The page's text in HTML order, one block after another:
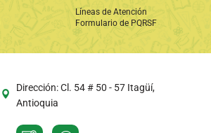
Líneas de Atención
Formulario de PQRSF
Dirección: Cl. 54 # 50 - 57 Itagüí,
Antioquia